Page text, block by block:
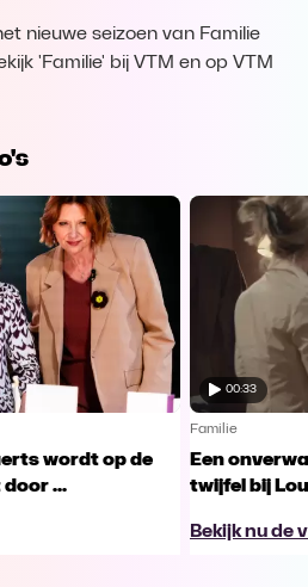
nieuwe seizoen van Familie
'Familie' bij VTM en op VTM
wordt op de
...
00:33
Familie
Een
twijfel bij
Bekijk nu de